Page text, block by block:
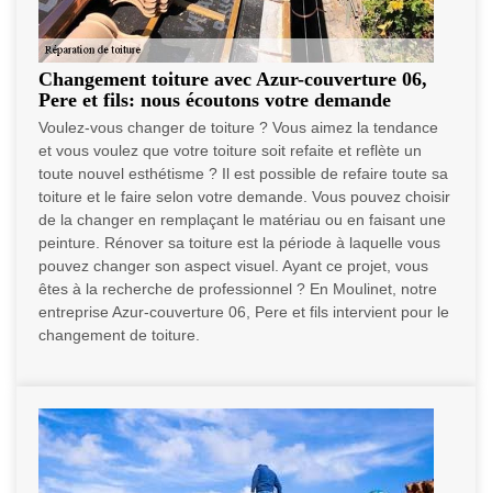
Changement toiture avec Azur-couverture 06,
Pere et fils: nous écoutons votre demande
Voulez-vous changer de toiture ? Vous aimez la tendance
et vous voulez que votre toiture soit refaite et reflète un
toute nouvel esthétisme ? Il est possible de refaire toute sa
toiture et le faire selon votre demande. Vous pouvez choisir
de la changer en remplaçant le matériau ou en faisant une
peinture. Rénover sa toiture est la période à laquelle vous
pouvez changer son aspect visuel. Ayant ce projet, vous
êtes à la recherche de professionnel ? En Moulinet, notre
entreprise Azur-couverture 06, Pere et fils intervient pour le
changement de toiture.